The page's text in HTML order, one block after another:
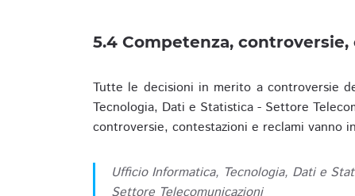
5.4 Competenza,
Tutte le decisioni in merito a controversie
Tecnologia, Dati e Statistica - Settore
controversie, contestazioni e reclami vanno
Ufficio Informatica, Tecnologia, Dati e